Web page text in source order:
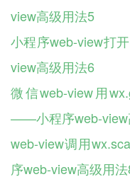
view高级用法5
小程序web-view打
view高级用法6
微信web-view用
——小程序web-view
web-view调用
序web-view高级用